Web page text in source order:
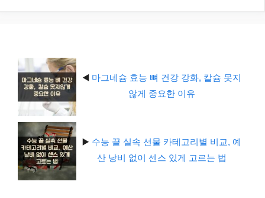
◀️ 마그네슘 효능 뼈 건강 강화, 칼슘 못지
않게 중요한 이유
▶️ 수능 끝 실속 선물 카테고리별 비교, 예
산 낭비 없이 센스 있게 고르는 법